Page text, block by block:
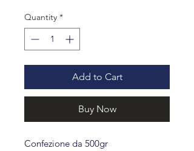
Quantity *
Add to Cart
Buy Now
Confezione da 500gr